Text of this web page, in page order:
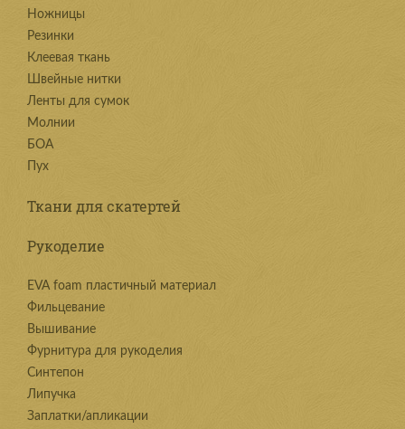
Ножницы
Резинки
Клеевая ткань
Швейные нитки
Ленты для сумок
Молнии
БОА
Пух
Ткани для скатертей
Рукоделие
EVA foam пластичный материал
Фильцевание
Вышивание
Фурнитура для рукоделия
Синтепон
Липучка
Заплатки/апликации